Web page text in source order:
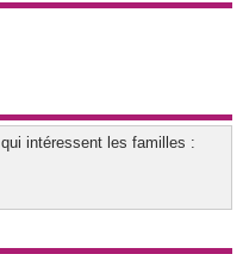
intéressent les familles :